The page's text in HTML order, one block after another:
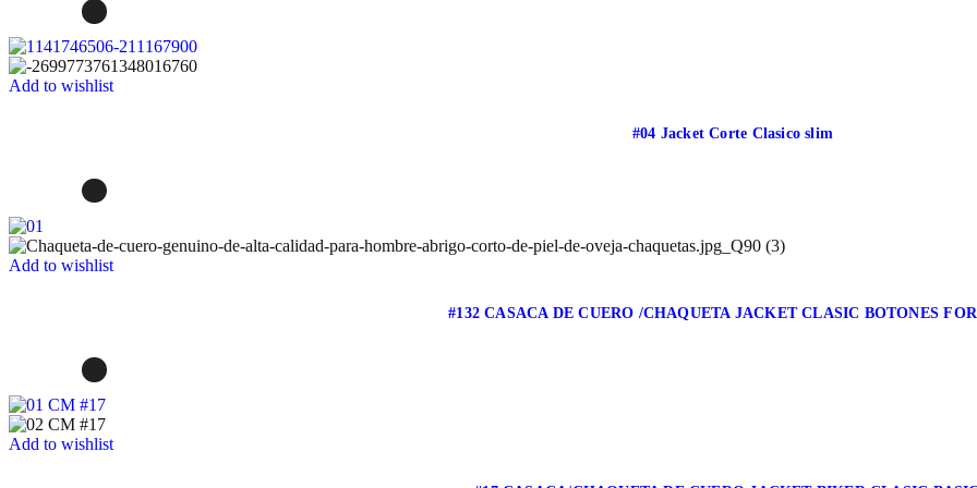
Add to wishlist
#04 Jacket Corte Clasico slim
Add to wishlist
#132 CASACA DE CUERO /CHAQUETA JACKET CLASIC BOTONES
Add to wishlist